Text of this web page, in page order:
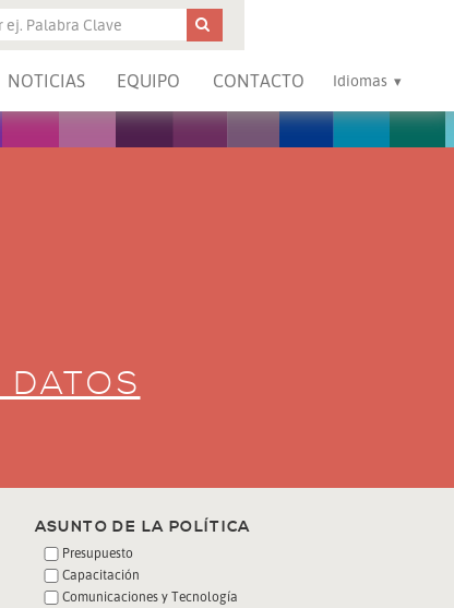
NOTICIAS EQUIPO CONTACTO Idiomas
ASUNTO DE LA POLÍTICA
Presupuesto
Capacitación
Comunicaciones y Tecnología